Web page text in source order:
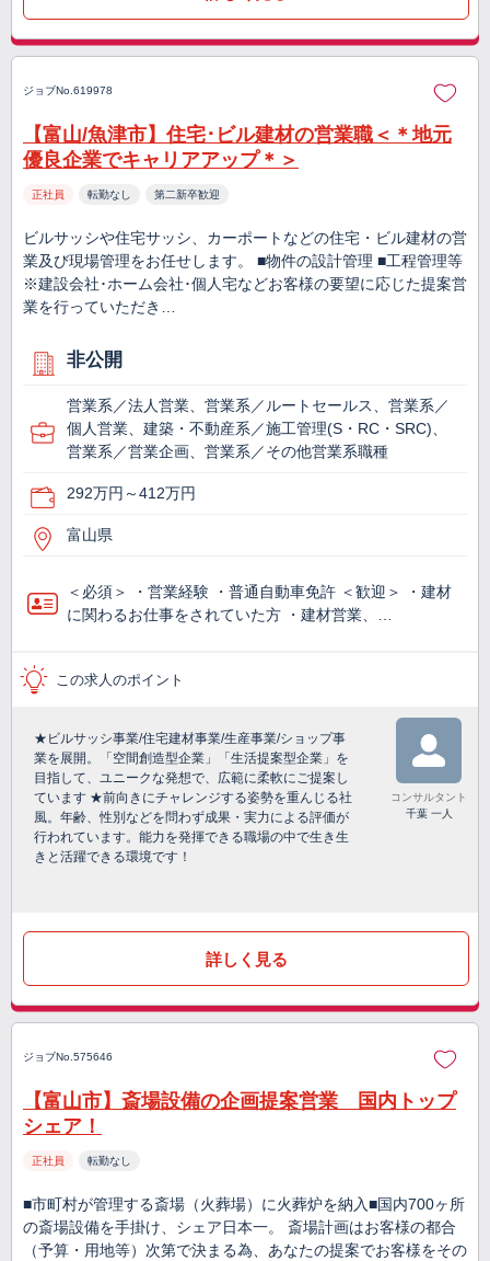
ジョブNo.619978
【富山/魚津市】住宅･ビル建材の営業職＜＊地元
優良企業でキャリアアップ＊＞
正社員 転勤なし 第二新卒歓迎
ビルサッシや住宅サッシ、カーポートなどの住宅・ビル建材の営
業及び現場管理をお任せします。 ■物件の設計管理 ■工程管理等
※建設会社･ホーム会社･個人宅などお客様の要望に応じた提案営
業を行っていただき…
非公開
営業系／法人営業、営業系／ルートセールス、営業系／
個人営業、建築・不動産系／施工管理(S・RC・SRC)、
営業系／営業企画、営業系／その他営業系職種
292万円～412万円
富山県
＜必須＞ ・営業経験 ・普通自動車免許 ＜歓迎＞ ・建材
に関わるお仕事をされていた方 ・建材営業、…
この求人のポイント
★ビルサッシ事業/住宅建材事業/生産事業/ショップ事
業を展開。「空間創造型企業」「生活提案型企業」を
目指して、ユニークな発想で、広範に柔軟にご提案し
ています ★前向きにチャレンジする姿勢を重んじる社
風。年齢、性別などを問わず成果・実力による評価が
行われています。能力を発揮できる職場の中で生き生
きと活躍できる環境です！
コンサルタント
千葉 一人
詳しく見る
ジョブNo.575646
【富山市】斎場設備の企画提案営業 国内トップ
シェア！
正社員 転勤なし
■市町村が管理する斎場（火葬場）に火葬炉を納入■国内700ヶ所
の斎場設備を手掛け、シェア日本一。 斎場計画はお客様の都合
（予算・用地等）次第で決まる為、あなたの提案でお客様をその